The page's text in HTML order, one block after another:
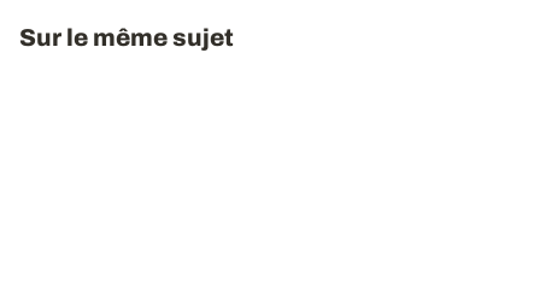
Sur le même sujet